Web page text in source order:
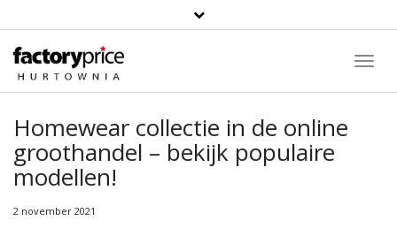
Homewear collectie in de online
groothandel – bekijk populaire
modellen!
2 november 2021